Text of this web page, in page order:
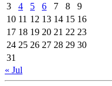
3
4 5 6 7 8
9
10 11 12 13 14 15 16
17 18 19 20 21 22 23
24 25 26 27 28 29 30
31
« Jul